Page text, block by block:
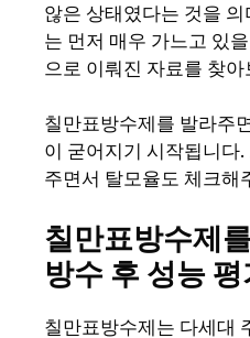
않은 상태였다는 것을
는 먼저 매우 가느고 있
으로 이뤄진 자료를 찾
칠만표방수제를 발라주
이 굳어지기 시작됩니다
주면서 탈모율도 체크해
칠만표방수제
방수 후 성능 평
칠만표방수제는 다세대